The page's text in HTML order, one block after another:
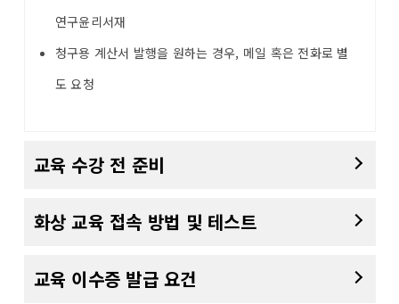
연구윤리서재
청구용 계산서 발행을 원하는 경우, 메일 혹은 전화로 별
도 요청
교육 수강 전 준비
화상 교육 접속 방법 및 테스트
교육 이수증 발급 요건